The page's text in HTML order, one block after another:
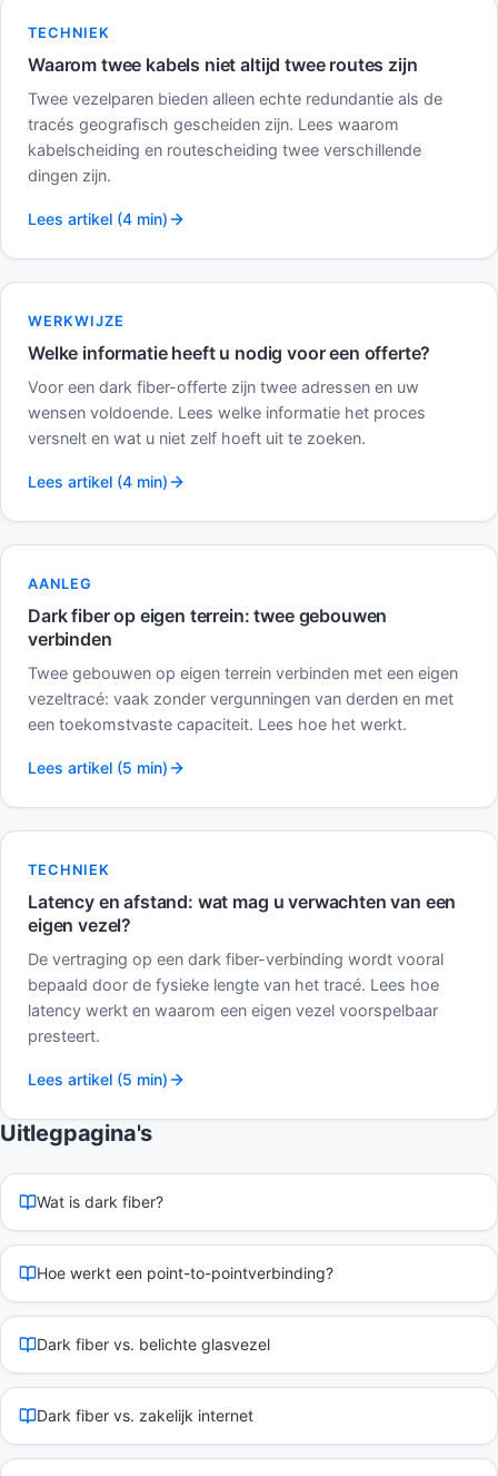
TECHNIEK
Waarom twee kabels niet altijd twee routes zijn
Twee vezelparen bieden alleen echte redundantie als de
tracés geografisch gescheiden zijn. Lees waarom
kabelscheiding en routescheiding twee verschillende
dingen zijn.
Lees artikel (4 min)
WERKWIJZE
Welke informatie heeft u nodig voor een offerte?
Voor een dark fiber-offerte zijn twee adressen en uw
wensen voldoende. Lees welke informatie het proces
versnelt en wat u niet zelf hoeft uit te zoeken.
Lees artikel (4 min)
AANLEG
Dark fiber op eigen terrein: twee gebouwen
verbinden
Twee gebouwen op eigen terrein verbinden met een eigen
vezeltracé: vaak zonder vergunningen van derden en met
een toekomstvaste capaciteit. Lees hoe het werkt.
Lees artikel (5 min)
TECHNIEK
Latency en afstand: wat mag u verwachten van een
eigen vezel?
De vertraging op een dark fiber-verbinding wordt vooral
bepaald door de fysieke lengte van het tracé. Lees hoe
latency werkt en waarom een eigen vezel voorspelbaar
presteert.
Lees artikel (5 min)
Uitlegpagina's
Wat is dark fiber?
Hoe werkt een point-to-pointverbinding?
Dark fiber vs. belichte glasvezel
Dark fiber vs. zakelijk internet